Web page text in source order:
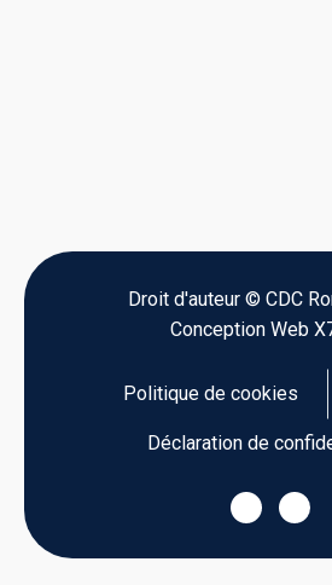
Droit d'auteur © CDC
Conception Web
Politique de cookies
Déclaration de